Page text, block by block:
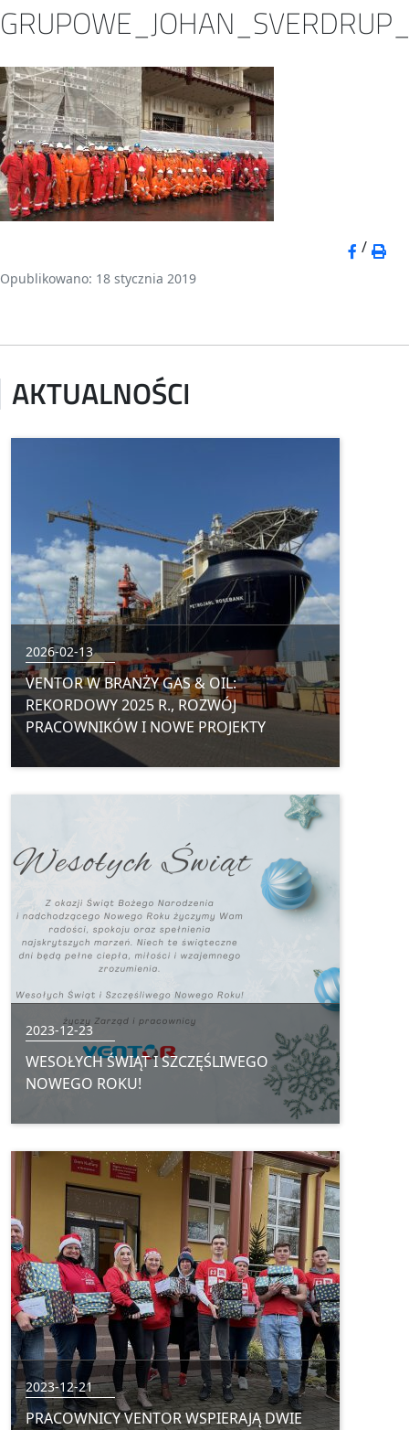
/
Opublikowano: 18 stycznia 2019
AKTUALNOŚCI
2026-02-13
VENTOR W BRANŻY GAS & OIL:
REKORDOWY 2025 R., ROZWÓJ
PRACOWNIKÓW I NOWE PROJEKTY
2023-12-23
WESOŁYCH ŚWIĄT I SZCZĘŚLIWEGO
NOWEGO ROKU!
2023-12-21
PRACOWNICY VENTOR WSPIERAJĄ DWIE